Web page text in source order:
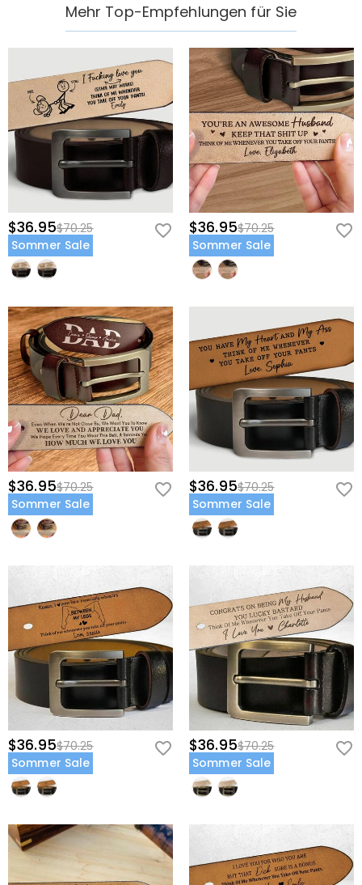
Mehr Top-Empfehlungen für Sie
$36.95$70.25
Sommer Sale
$36.95$70.25
Sommer Sale
$36.95$70.25
Sommer Sale
$36.95$70.25
Sommer Sale
$36.95$70.25
Sommer Sale
$36.95$70.25
Sommer Sale